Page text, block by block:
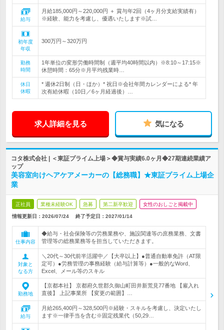
給与
月給185,000円～220,000円 ＋ 賞与年2回（4ヶ月分支給実績有）
※経験、能力を考慮し、優遇いたします※試…
初年度
年収
300万円～320万円
勤務
時間
1年単位の変形労働時間制（週平均40時間以内）※8:10～17:15※
休憩時間：65分※月平均残業時…
休日
休暇
* 週休2日制（日・ほか）* 祝日※会社年間カレンダーによる* 年
次有給休暇（10日／6ヶ月経過後）…
求人詳細を見る 気になる
コタ株式会社 | ＜東証プライム上場＞◆賞与実績6.0ヶ月◆27期連続業績ア
ップ
美容室向けヘアケアメーカーの【総務職】★東証プライム上場企
業
正社員 業種未経験OK 急募 第二新卒歓迎 女性のおしごと掲載中
情報更新日：2026/07/24 終了予定日： 2027/01/14
仕事内容
◆給与・社会保険等の労務業務や、施設関連等の庶務業務、文書
管理等の総務業務等を担当していただきます。
対象と
なる方
＼20代～30代前半活躍中／【大卒以上】●普通自動車免許（AT限
定可）●労務管理の事務経験（給与計算等）●一般的なWord、
Excel、メール等のスキル
勤務地
【京都本社】 京都府久世郡久御山町田井新荒見77番地 【雇入れ
直後】 上記事業所 【変更の範囲】…
給与
月給265,400円～328,500円※経験・スキルを考慮し、決定いたし
ます※一律手当を含む※固定残業代（50,29…